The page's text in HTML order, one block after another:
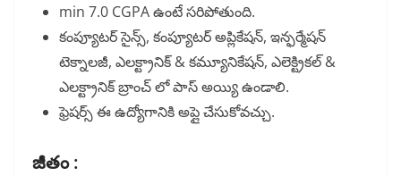
min 7.0 CGPA ఉంటే సరిపోతుంది.
కంప్యూటర్ సైన్స్, కంప్యూటర్ అప్లికేషన్, ఇన్ఫర్మేషన్
టెక్నాలజీ, ఎలక్ట్రానిక్ & కమ్యూనికేషన్, ఎలెక్ట్రికల్ &
ఎలక్ట్రానిక్ బ్రాంచ్ లో పాస్ అయ్యి ఉండాలి.
ఫ్రెషర్స్ ఈ ఉద్యోగానికి అప్లై చేసుకోవచ్చు.
జీతం :